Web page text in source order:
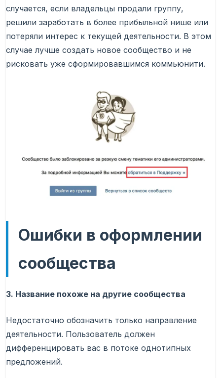
случается, если владельцы продали группу,
решили заработать в более прибыльной нише или
потеряли интерес к текущей деятельности. В этом
случае лучше создать новое сообщество и не
рисковать уже сформировавшимся коммьюнити.
Ошибки в оформлении
сообщества
3. Название похоже на другие сообщества
Недостаточно обозначить только направление
деятельности. Пользователь должен
дифференцировать вас в потоке однотипных
предложений.